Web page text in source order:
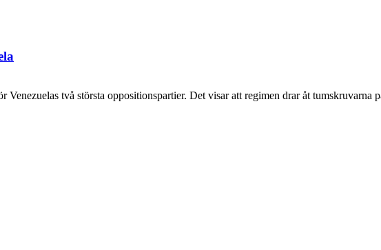
Venezuelas två största oppositionspartier. Det visar att regimen drar åt tumskruvarna